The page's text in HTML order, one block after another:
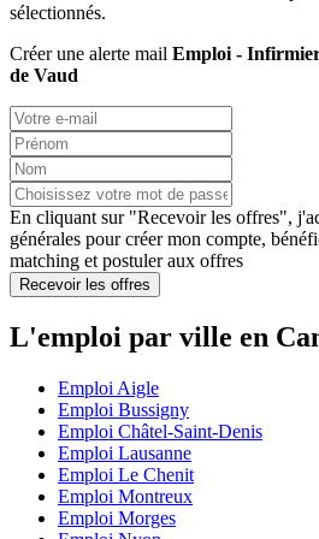
sélectionnés.
Créer une alerte mail Emploi -
de Vaud
En cliquant sur "Recevoir les offres",
générales pour créer mon compte,
matching et postuler aux offres
Recevoir les offres
L'emploi par ville en
Emploi Aigle
Emploi Bussigny
Emploi Châtel-Saint-Denis
Emploi Lausanne
Emploi Le Chenit
Emploi Montreux
Emploi Morges